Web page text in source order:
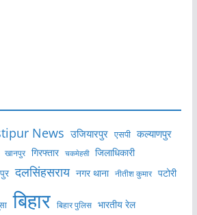
News उजियारपुर एसपी कल्याणपुर
खानपुर गिरफ्तार चकमेहसी जिलाधिकारी
दलसिंहसराय नगर थाना नीतीश कुमार पटोरी
बिहार बिहार पुलिस भारतीय रेल